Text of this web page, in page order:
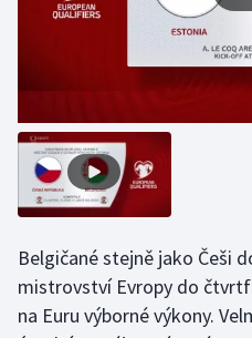
Ragby
Rychlobruslení
Rychlostní kanoistika
Short track
Sportovní střelba
Belgičané stejně jako Češi
mistrovství Evropy do
na Euru výborné výkony.